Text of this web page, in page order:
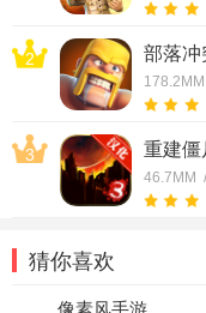
2 部落冲
3 重建僵
46.7MM
猜你喜欢